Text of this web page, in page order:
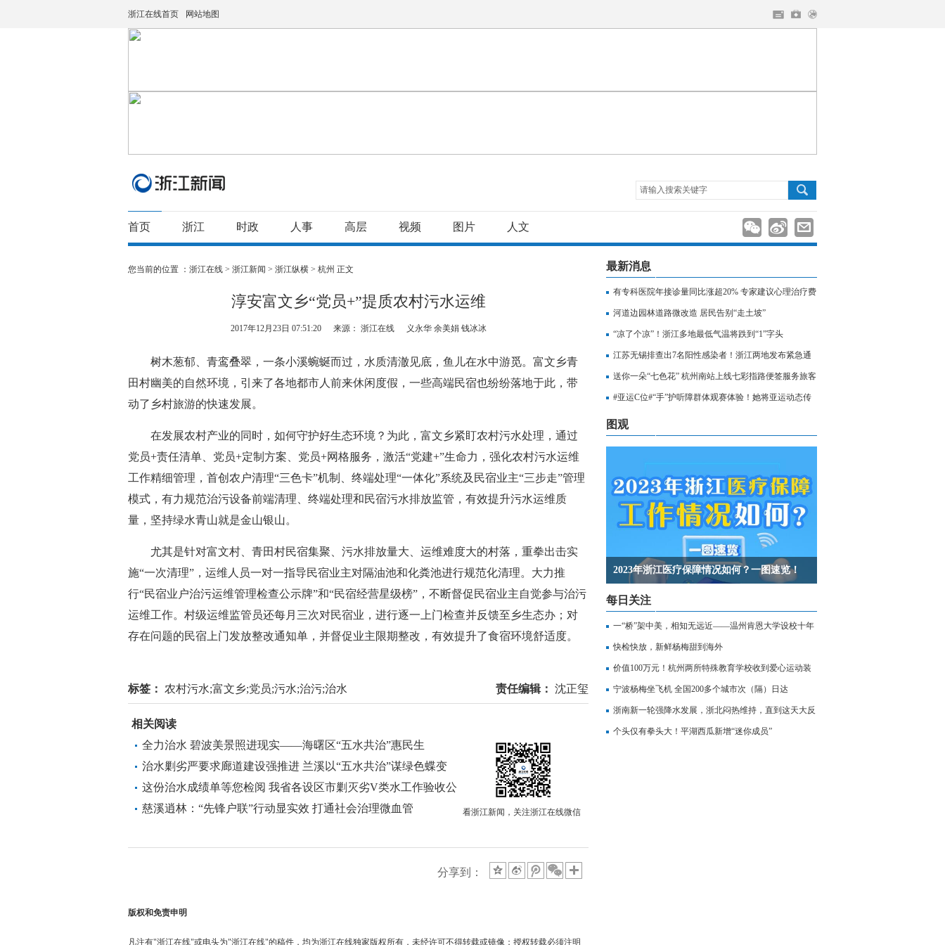
浙江在线首页 网站地图
请输入搜索关键字
首页 浙江 时政 人事 高层 视频 图片 人文
您当前的位置 ： 浙江在线 > 浙江新闻 > 浙江纵横 > 杭州 正文
淳安富文乡“党员+”提质农村污水运维
2017年12月23日 07:51:20 来源： 浙江在线 义永华 余美娟 钱冰冰
树木葱郁、青鸾叠翠，一条小溪蜿蜒而过，水质清澈见底，鱼儿在水中游觅。富文乡青
田村幽美的自然环境，引来了各地都市人前来休闲度假，一些高端民宿也纷纷落地于此，带
动了乡村旅游的快速发展。
在发展农村产业的同时，如何守护好生态环境？为此，富文乡紧盯农村污水处理，通过
党员+责任清单、党员+定制方案、党员+网格服务，激活“党建+”生命力，强化农村污水运维
工作精细管理，首创农户清理“三色卡”机制、终端处理“一体化”系统及民宿业主“三步走”管理
模式，有力规范治污设备前端清理、终端处理和民宿污水排放监管，有效提升污水运维质
量，坚持绿水青山就是金山银山。
尤其是针对富文村、青田村民宿集聚、污水排放量大、运维难度大的村落，重拳出击实
施“一次清理”，运维人员一对一指导民宿业主对隔油池和化粪池进行规范化清理。大力推
行“民宿业户治污运维管理检查公示牌”和“民宿经营星级榜”，不断督促民宿业主自觉参与治污
运维工作。村级运维监管员还每月三次对民宿业，进行逐一上门检查并反馈至乡生态办；对
存在问题的民宿上门发放整改通知单，并督促业主限期整改，有效提升了食宿环境舒适度。
标签： 农村污水;富文乡;党员;污水;治污;治水 责任编辑： 沈正玺
看浙江新闻，关注浙江在线微信
相关阅读
全力治水 碧波美景照进现实——海曙区“五水共治”惠民生
治水剿劣严要求廊道建设强推进 兰溪以“五水共治”谋绿色蝶变
这份治水成绩单等您检阅 我省各设区市剿灭劣V类水工作验收公
示
慈溪逍林：“先锋户联”行动显实效 打通社会治理微血管
分享到：
版权和免责申明
凡注有"浙江在线"或电头为"浙江在线"的稿件，均为浙江在线独家版权所有，未经许可不得转载或镜像；授权转载必须注明
最新消息
有专科医院年接诊量同比涨超20% 专家建议心理治疗费
用纳入医保
河道边园林道路微改造 居民告别“走土坡”
“凉了个凉”！浙江多地最低气温将跌到“1”字头
江苏无锡排查出7名阳性感染者！浙江两地发布紧急通
知，相关人员请立即报备
送你一朵“七色花” 杭州南站上线七彩指路便签服务旅客
出行
#亚运C位#“手”护听障群体观赛体验！她将亚运动态传
至无声世界
图观
2023年浙江医疗保障情况如何？一图速览！
每日关注
一“桥”架中美，相知无远近——温州肯恩大学设校十年
记
快检快放，新鲜杨梅甜到海外
价值100万元！杭州两所特殊教育学校收到爱心运动装
备
宁波杨梅坐飞机 全国200多个城市次（隔）日达
浙南新一轮强降水发展，浙北闷热维持，直到这天大反
转
个头仅有拳头大！平湖西瓜新增“迷你成员”